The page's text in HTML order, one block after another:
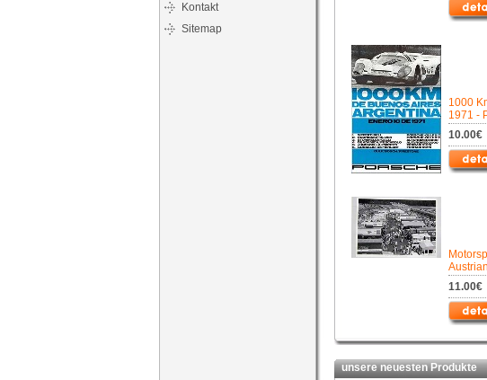
Kontakt
Sitemap
1000
1971 -
10.00€
11.00€
unsere neuesten Produkte